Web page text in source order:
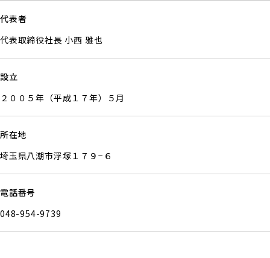
代表者
代表取締役社長 小西 雅也
設立
２００５年（平成１７年）５月
所在地
埼玉県八潮市浮塚１７９−６
電話番号
048-954-9739